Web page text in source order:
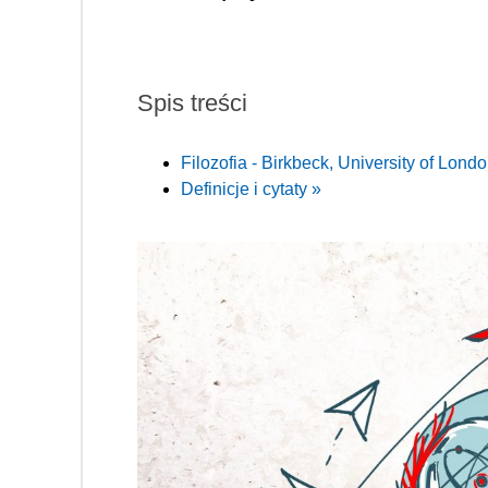
Spis treści
Filozofia - Birkbeck, University of
Definicje i cytaty »